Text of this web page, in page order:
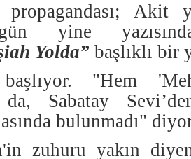
propagandası; Akit
yine
Yolda” başlıklı bir
"Hem
da, Sabatay
bulunmadı"
zuhuru yakın